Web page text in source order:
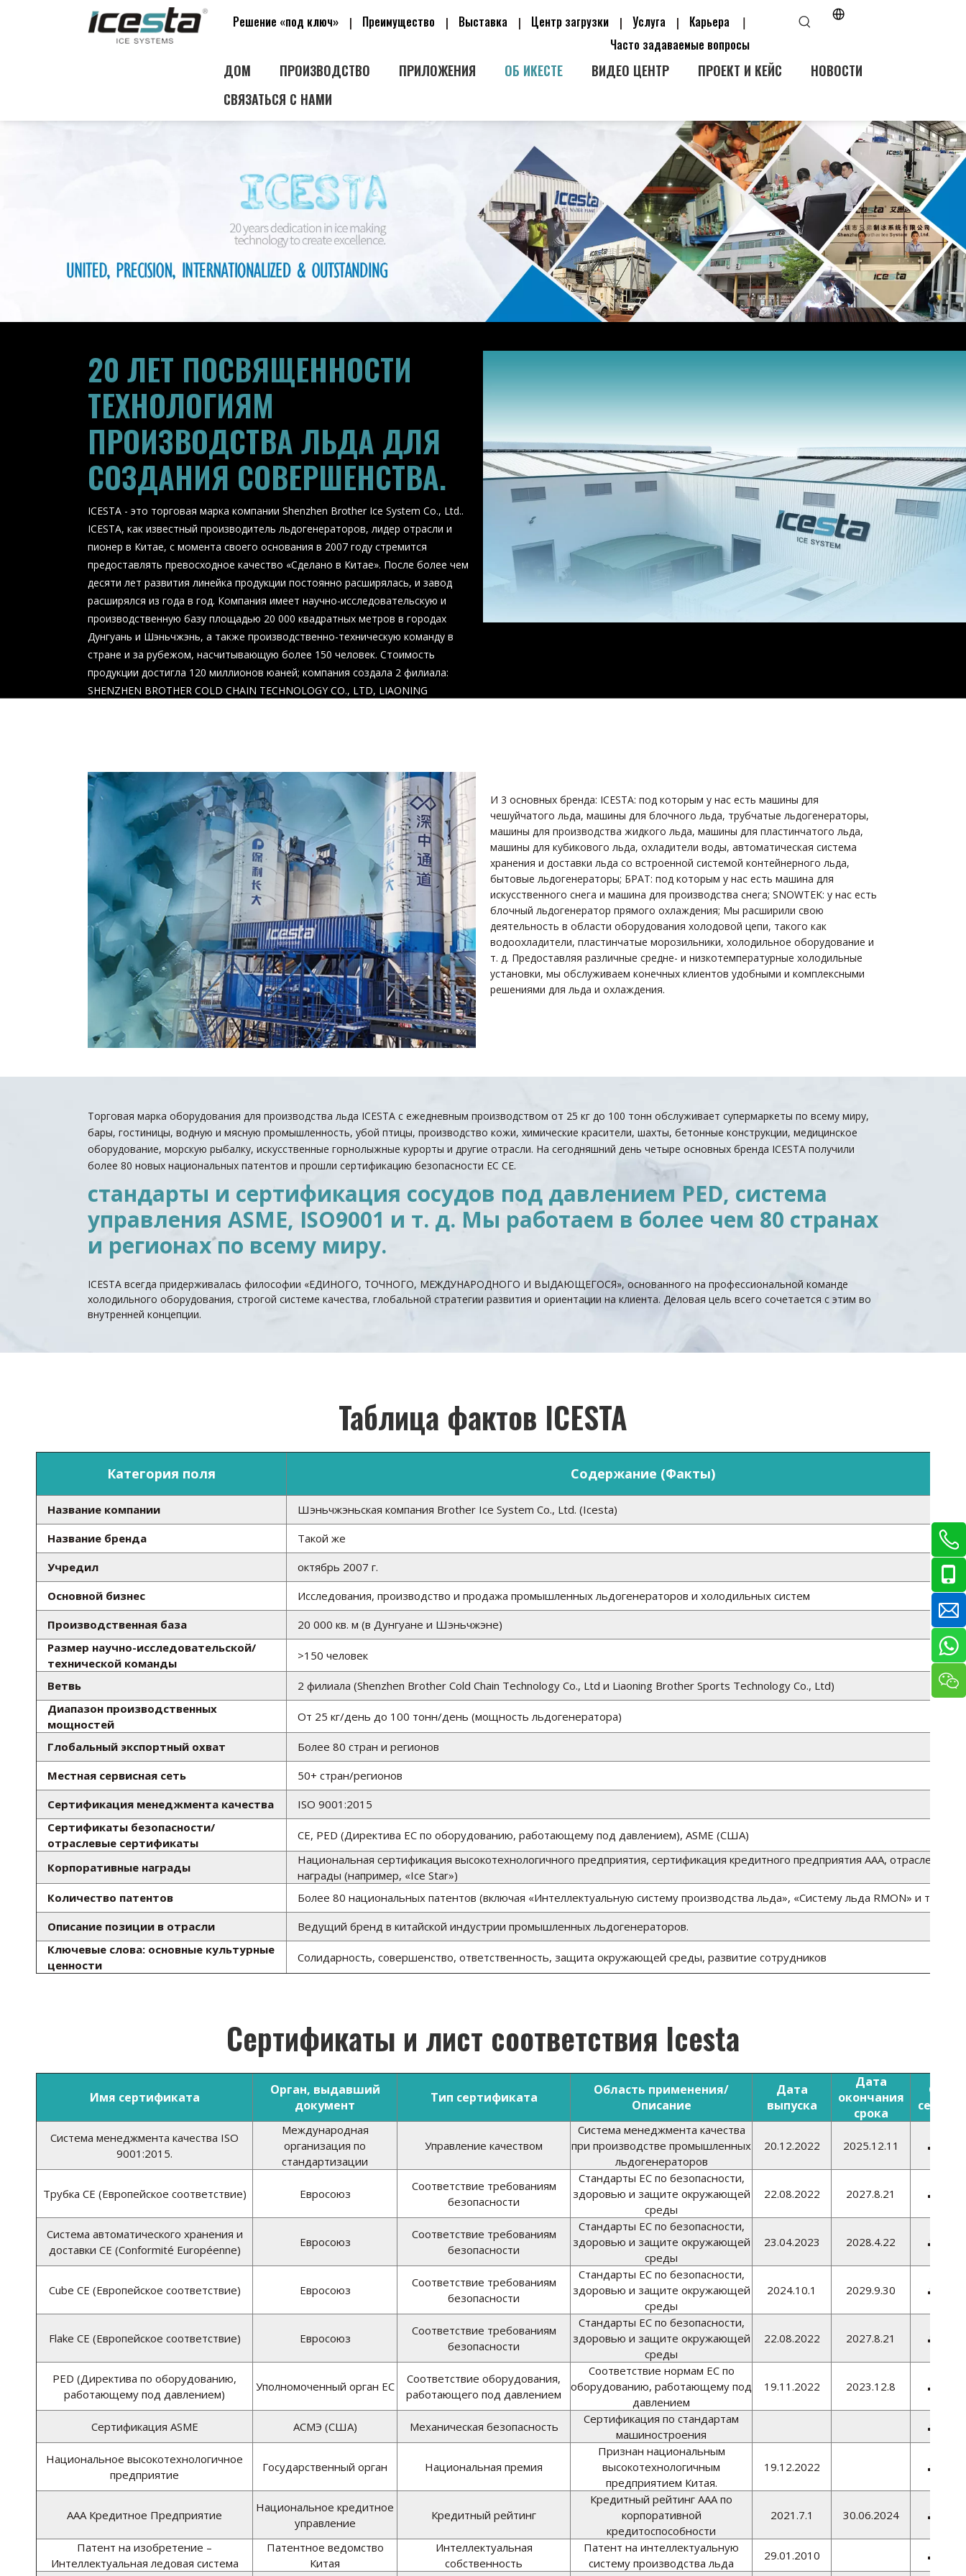
Решение «под ключ» | Преимущество | Выставка | Центр загрузки |Услуга | Карьера ｜
Часто задаваемые вопросы
ДОМ ПРОИЗВОДСТВО ПРИЛОЖЕНИЯ ОБ ИКЕСТЕ ВИДЕО ЦЕНТР ПРОЕКТ И КЕЙС
НОВОСТИ
СВЯЗАТЬСЯ С НАМИ
20 ЛЕТ ПОСВЯЩЕННОСТИ
ТЕХНОЛОГИЯМ
ПРОИЗВОДСТВА ЛЬДА ДЛЯ
СОЗДАНИЯ СОВЕРШЕНСТВА.
ICESTA - это торговая марка компании Shenzhen Brother Ice System Co., Ltd..
ICESTA, как известный производитель льдогенераторов, лидер отрасли и
пионер в Китае, с момента своего основания в 2007 году стремится
предоставлять превосходное качество «Сделано в Китае». После более чем
десяти лет развития линейка продукции постоянно расширялась, и завод
расширялся из года в год. Компания имеет научно-исследовательскую и
производственную базу площадью 20 000 квадратных метров в городах
Дунгуань и Шэньчжэнь, а также производственно-техническую команду в
стране и за рубежом, насчитывающую более 150 человек. Стоимость
продукции достигла 120 миллионов юаней; компания создала 2 филиала:
SHENZHEN BROTHER COLD CHAIN ​​TECHNOLOGY CO., LTD, LIAONING
И 3 основных бренда: ICESTA: под которым у нас есть машины для
чешуйчатого льда, машины для блочного льда, трубчатые льдогенераторы,
машины для производства жидкого льда, машины для пластинчатого льда,
машины для кубикового льда, охладители воды, автоматическая система
хранения и доставки льда со встроенной системой контейнерного льда,
бытовые льдогенераторы; БРАТ: под которым у нас есть машина для
искусственного снега и машина для производства снега; SNOWTEK: у нас есть
блочный льдогенератор прямого охлаждения; Мы расширили свою
деятельность в области оборудования холодовой цепи, такого как
водоохладители, пластинчатые морозильники, холодильное оборудование и
т. д. Предоставляя различные средне- и низкотемпературные холодильные
установки, мы обслуживаем конечных клиентов удобными и комплексными
решениями для льда и охлаждения.
Торговая марка оборудования для производства льда ICESTA с ежедневным производством от 25 кг до 100 тонн обслуживает супермаркеты по всему миру,
бары, гостиницы, водную и мясную промышленность, убой птицы, производство кожи, химические красители, шахты, бетонные конструкции, медицинское
оборудование, морскую рыбалку, искусственные горнолыжные курорты и другие отрасли. На сегодняшний день четыре основных бренда ICESTA получили
более 80 новых национальных патентов и прошли сертификацию безопасности ЕС CE.
стандарты и сертификация сосудов под давлением PED, система
управления ASME, ISO9001 и т. д. Мы работаем в более чем 80 странах
и регионах по всему миру.
ICESTA всегда придерживалась философии «ЕДИНОГО, ТОЧНОГО, МЕЖДУНАРОДНОГО И ВЫДАЮЩЕГОСЯ», основанного на профессиональной команде
холодильного оборудования, строгой системе качества, глобальной стратегии развития и ориентации на клиента. Деловая цель всего сочетается с этим во
внутренней концепции.
Таблица фактов ICESTA
Категория поля Содержание (Факты)
Название компании
Шэньчжэньская компания Brother Ice System Co., Ltd. (Icesta)
Название бренда
Такой же
Учредил
октябрь 2007 г.
Основной бизнес
Исследования, производство и продажа промышленных льдогенераторов и холодильных систем
Производственная база
20 000 кв. м (в Дунгуане и Шэньчжэне)
Размер научно-исследовательской/
технической команды
>150 человек
Ветвь
2 филиала (Shenzhen Brother Cold Chain Technology Co., Ltd и Liaoning Brother Sports Technology Co., Ltd)
Диапазон производственных
мощностей
От 25 кг/день до 100 тонн/день (мощность льдогенератора)
Глобальный экспортный охват
Более 80 стран и регионов
Местная сервисная сеть
50+ стран/регионов
Сертификация менеджмента качества
ISO 9001:2015
Сертификаты безопасности/
отраслевые сертификаты
CE, PED (Директива ЕС по оборудованию, работающему под давлением), ASME (США)
Корпоративные награды
Национальная сертификация высокотехнологичного предприятия, сертификация кредитного предприятия AAA, отраслевые
награды (например, «Ice Star»)
Количество патентов
Более 80 национальных патентов (включая «Интеллектуальную систему производства льда», «Систему льда RMON» и т. д.)
Описание позиции в отрасли
Ведущий бренд в китайской индустрии промышленных льдогенераторов.
Ключевые слова: основные культурные
ценности
Солидарность, совершенство, ответственность, защита окружающей среды, развитие сотрудников
Сертификаты и лист соответствия Icesta
Имя сертификата
Орган, выдавший
документ
Тип сертификата
Область применения/
Описание
Дата
выпуска
Дата
окончания
срока
Система менеджмента качества ISO
9001:2015.
Международная
организация по
стандартизации
Управление качеством
Система менеджмента качества
при производстве промышленных
льдогенераторов
20.12.2022 2025.12.11 
Трубка CE (Европейское соответствие) Евросоюз
Соответствие требованиям
безопасности
Стандарты ЕС по безопасности,
здоровью и защите окружающей
среды
22.08.2022 2027.8.21 
Система автоматического хранения и
доставки CE (Conformité Européenne)
Евросоюз
Соответствие требованиям
безопасности
Стандарты ЕС по безопасности,
здоровью и защите окружающей
среды
23.04.2023 2028.4.22 
Cube CE (Европейское соответствие) Евросоюз
Соответствие требованиям
безопасности
Стандарты ЕС по безопасности,
здоровью и защите окружающей
среды
2024.10.1 2029.9.30 
Flake CE (Европейское соответствие) Евросоюз
Соответствие требованиям
безопасности
Стандарты ЕС по безопасности,
здоровью и защите окружающей
среды
22.08.2022 2027.8.21 
PED (Директива по оборудованию,
работающему под давлением)
Уполномоченный орган ЕС
Соответствие оборудования,
работающего под давлением
Соответствие нормам ЕС по
оборудованию, работающему под
давлением
19.11.2022 2023.12.8 
Сертификация ASME АСМЭ (США) Механическая безопасность
Сертификация по стандартам
машиностроения

Национальное высокотехнологичное
предприятие
Государственный орган Национальная премия
Признан национальным
высокотехнологичным
предприятием Китая.
19.12.2022 
ААА Кредитное Предприятие
Национальное кредитное
управление
Кредитный рейтинг
Кредитный рейтинг AAA по
корпоративной
кредитоспособности
2021.7.1 30.06.2024 
Патент на изобретение –
Интеллектуальная ледовая система
Патентное ведомство
Китая
Интеллектуальная
собственность
Патент на интеллектуальную
систему производства льда
29.01.2010 